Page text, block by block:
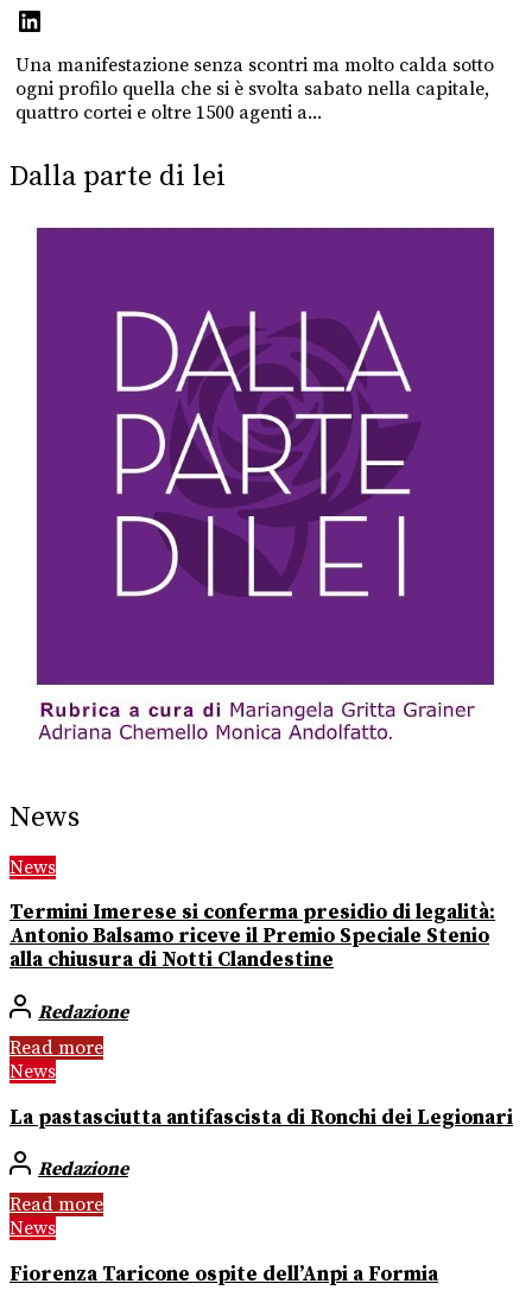
Una manifestazione senza scontri ma molto calda sotto
ogni profilo quella che si è svolta sabato nella capitale,
quattro cortei e oltre 1500 agenti a...
Dalla parte di lei
News
News
Termini Imerese si conferma presidio di legalità:
Antonio Balsamo riceve il Premio Speciale Stenio
alla chiusura di Notti Clandestine
Redazione
Read more
News
La pastasciutta antifascista di Ronchi dei Legionari
Redazione
Read more
News
Fiorenza Taricone ospite dell’Anpi a Formia